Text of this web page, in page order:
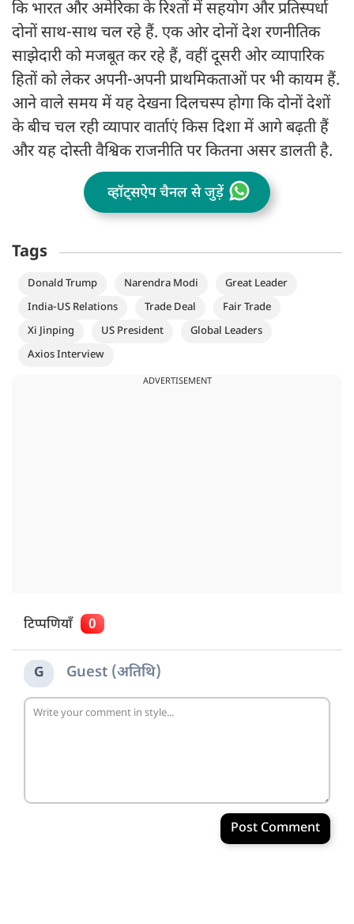
कि भारत और अमेरिका के रिश्तों में सहयोग और प्रतिस्पर्धा
दोनों साथ-साथ चल रहे हैं. एक ओर दोनों देश रणनीतिक
साझेदारी को मजबूत कर रहे हैं, वहीं दूसरी ओर व्यापारिक
हितों को लेकर अपनी-अपनी प्राथमिकताओं पर भी कायम हैं.
आने वाले समय में यह देखना दिलचस्प होगा कि दोनों देशों
के बीच चल रही व्यापार वार्ताएं किस दिशा में आगे बढ़ती हैं
और यह दोस्ती वैश्विक राजनीति पर कितना असर डालती है.
व्हॉट्सऐप चैनल से जुड़ें
Tags
Donald Trump Narendra Modi
Great Leader
India-US Relations
Trade Deal
Fair Trade
Xi Jinping
US President
Global Leaders
Axios Interview
ADVERTISEMENT
टिप्पणियाँ 0
G Guest (अतिथि)
Post Comment